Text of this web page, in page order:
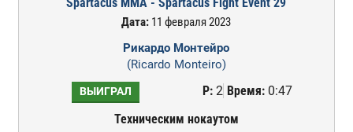
Дата: 11 февраля 2023
Рикардо Монтейро
(Ricardo Monteiro)
ВЫИГРАЛ Р:2 Время:0:47
Техническим нокаутом